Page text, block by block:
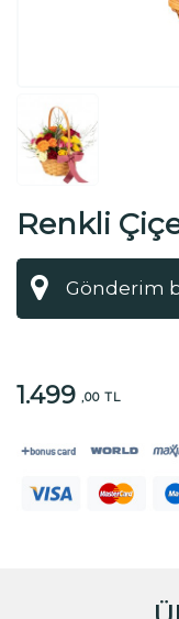
Renkli
1.499 ,00 TL